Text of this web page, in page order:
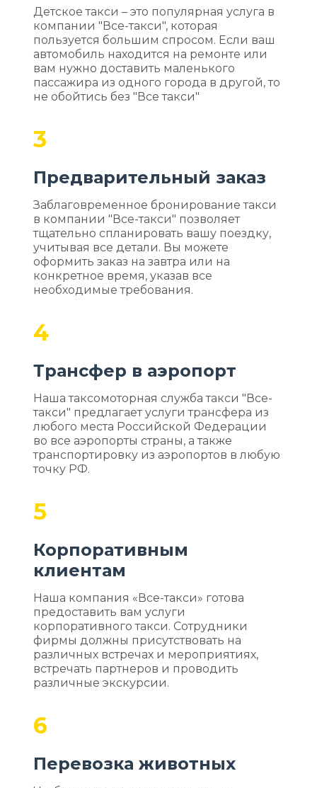
Детское такси – это популярная услуга в
компании "Все-такси", которая
пользуется большим спросом. Если ваш
автомобиль находится на ремонте или
вам нужно доставить маленького
пассажира из одного города в другой, то
не обойтись без "Все такси"
3
Предварительный заказ
Заблаговременное бронирование такси
в компании "Все-такси" позволяет
тщательно спланировать вашу поездку,
учитывая все детали. Вы можете
оформить заказ на завтра или на
конкретное время, указав все
необходимые требования.
4
Трансфер в аэропорт
Наша таксомоторная служба такси "Все-
такси" предлагает услуги трансфера из
любого места Российской Федерации
во все аэропорты страны, а также
транспортировку из аэропортов в любую
точку РФ.
5
Корпоративным
клиентам
Наша компания «Все-такси» готова
предоставить вам услуги
корпоративного такси. Сотрудники
фирмы должны присутствовать на
различных встречах и мероприятиях,
встречать партнеров и проводить
различные экскурсии.
6
Перевозка животных